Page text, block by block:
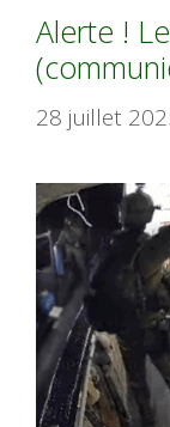
Alerte !
28 juillet